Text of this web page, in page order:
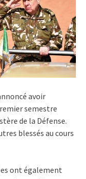
avoir
semestre
de la Défense.
blessés au cours
ont également